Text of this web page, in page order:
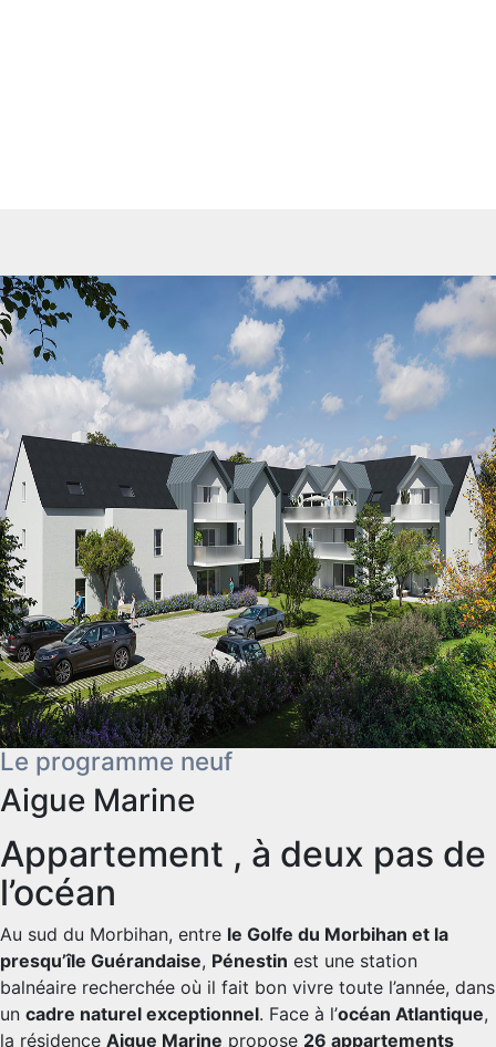
Le programme neuf
Aigue Marine
Appartement , à deux pas de
l’océan
Au sud du Morbihan, entre le Golfe du Morbihan et la
presqu’île Guérandaise, Pénestin est une station
balnéaire recherchée où il fait bon vivre toute l’année, dans
un cadre naturel exceptionnel. Face à l’océan Atlantique,
la résidence Aigue Marine propose 26 appartements